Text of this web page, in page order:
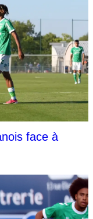
face à